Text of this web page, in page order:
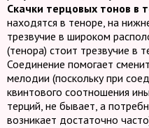
Скачки терцовых тонов в
находятся в теноре, на
трезвучие в широком
(тенора) стоит трезвучие в
Соединение помогает
мелодии (поскольку при
квинтового соотношения
терций, не бывает, а
возникает достаточно